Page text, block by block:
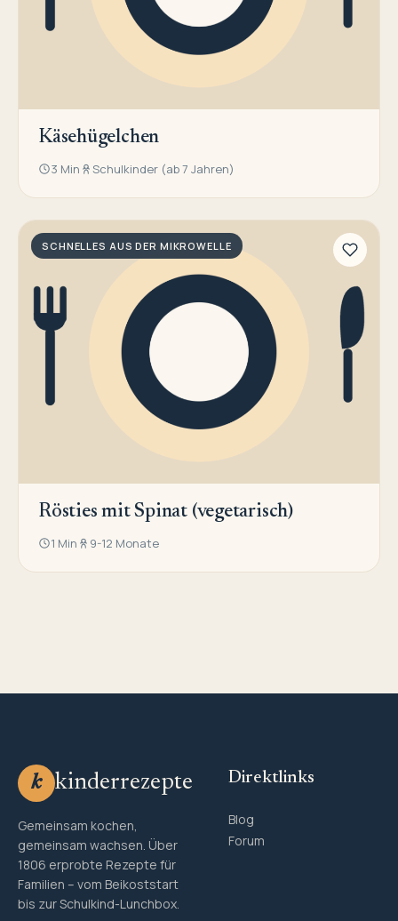
Käsehügelchen
3 Min Schulkinder (ab 7 Jahren)
SCHNELLES AUS DER MIKROWELLE
Rösties mit Spinat (vegetarisch)
1 Min 9-12 Monate
k kinderrezepte
Gemeinsam kochen,
gemeinsam wachsen. Über
1806 erprobte Rezepte für
Familien – vom Beikoststart
bis zur Schulkind-Lunchbox.
Direktlinks
Blog
Forum